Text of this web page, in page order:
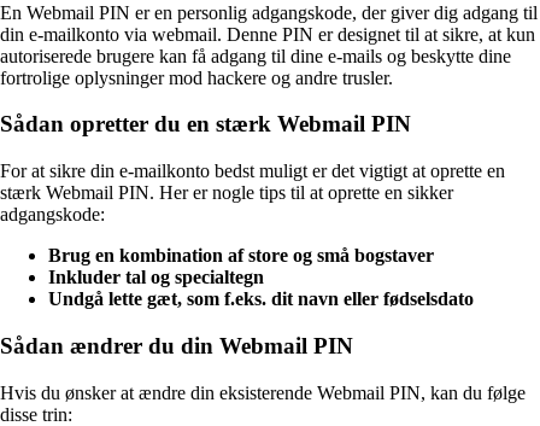
En Webmail PIN er en personlig adgangskode, der giver dig adgang til
din e-mailkonto via webmail. Denne PIN er designet til at sikre, at kun
autoriserede brugere kan få adgang til dine e-mails og beskytte dine
fortrolige oplysninger mod hackere og andre trusler.
Sådan opretter du en stærk Webmail PIN
For at sikre din e-mailkonto bedst muligt er det vigtigt at oprette en
stærk Webmail PIN. Her er nogle tips til at oprette en sikker
adgangskode:
Brug en kombination af store og små bogstaver
Inkluder tal og specialtegn
Undgå lette gæt, som f.eks. dit navn eller fødselsdato
Sådan ændrer du din Webmail PIN
Hvis du ønsker at ændre din eksisterende Webmail PIN, kan du følge
disse trin: